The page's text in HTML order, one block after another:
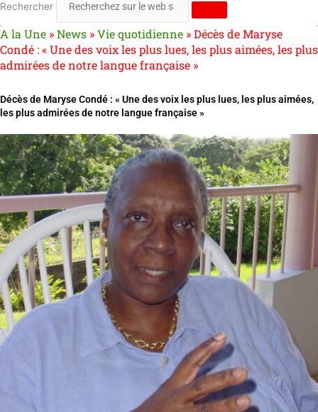
Rechercher
A la Une »News »Vie quotidienne »Décès de Maryse
Condé : « Une des voix les plus lues, les plus aimées, les plus
admirées de notre langue française »
Décès de Maryse Condé : « Une des voix les plus lues, les plus aimées,
les plus admirées de notre langue française »